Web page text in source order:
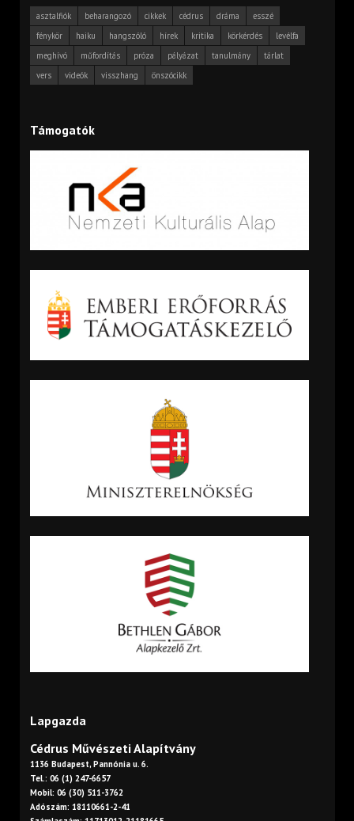
asztalfiók beharangozó cikkek cédrus dráma
esszé
fénykör
haiku hangszóló hírek kritika körkérdés
levélfa
meghívó
műfordítás próza pályázat tanulmány
tárlat
vers
videók visszhang önszócikk
Támogatók
Lapgazda
Cédrus Művészeti Alapítvány
1136 Budapest, Pannónia u. 6.
Tel.: 06 (1) 247-6657
Mobil: 06 (30) 511-3762
Adószám: 18110661-2-41